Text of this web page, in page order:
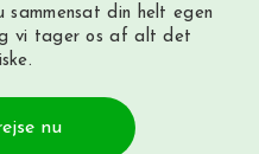
din helt egen
vi tager os af alt det
nu